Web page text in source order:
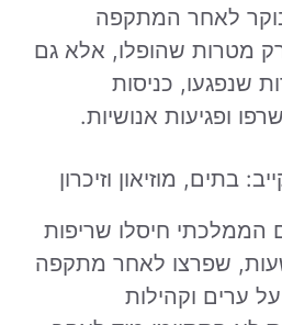
לאחר המתקפה
מטרות שהופלו, אלא גם
שנפגעו, כניסות
ופגיעות אנושיות.
בתים, מוזיאון וזיכרון
הממלכתי חיסלו שריפות
יותר מ-15 שעות, שפרצו לאחר מתקפה
ערים וקהילות